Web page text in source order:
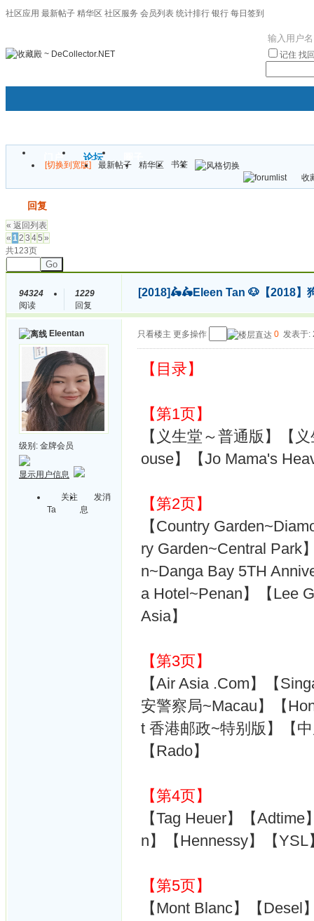
社区应用 最新帖子 精华区 社区服务 会员列表 统计排行 银行 每日签到
记住 找
门户 论坛
[切换到宽版] 最新帖子 精华区
书签
收
回复
« 返回列表
« 12 3 45 »
共123页
Go
94324
阅读
1229
回复
[2018]🛵🛵Eleen Tan 🐶【2018】
Eleentan
级别: 金牌会员
显示用户信息
关注
Ta
发消
息
只看楼主 更多操作 0 发表于:
【目录】
【第1页】
【义生堂～普通版】【
ouse】【Jo Mama's
【第2页】
【Country
ry Garden~Central Park
n~Danga Bay 5TH
a Hotel~Penan】【Lee
Asia】
【第3页】
【Air Asia .Com】【
安警察局~Macau】【
t 香港邮政~特别版】【
【Rado】
【第4页】
【Tag Heuer】【
n】【Hennessy】【
【第5页】
【Mont Blanc】【